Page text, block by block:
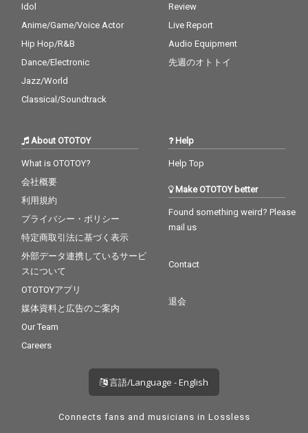
Idol
Anime/Game/Voice Actor
Hip Hop/R&B
Dance/Electronic
Jazz/World
Classical/Soundtrack
Review
Live Report
Audio Equipment
先週のオトトイ
About OTOTOY
What is OTOTOY?
会社概要
利用規約
プライバシー・ポリシー
特定商取引法に基づく表示
外部データ連携しているサービ
スについて
OTOTOYアプリ
媒体資料と広告のご案内
Our Team
Careers
Help
Help Top
Make OTOTOY better
Found something weird? Please
mail us
Contact
退会
言語/Language - English
Connects fans and musicians in Lossless